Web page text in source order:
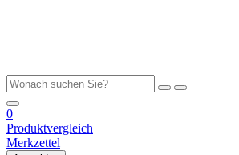
0
Produktvergleich
Merkzettel